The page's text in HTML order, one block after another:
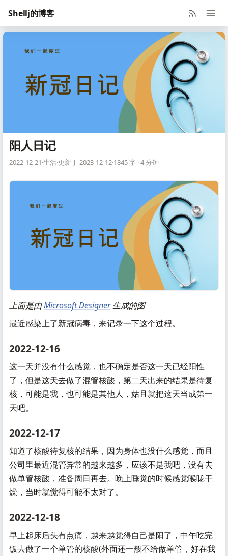
Shellj的博客
阳人日记
2022-12-21·生活·更新于 2023-12-12·1845 字 · 4 分钟
上面是由Microsoft Designer生成的图
最近感染上了新冠病毒，来记录一下这个过程。
2022-12-16
这一天并没有什么感觉，也不确定是否这一天已经阳性
了，但是这天去做了混管核酸，第二天出来的结果是待复
核，可能是我，也可能是其他人，姑且就把这天当成第一
天吧。
2022-12-17
知道了核酸待复核的结果，因为身体也没什么感觉，而且
公司里最近混管异常的越来越多，应该不是我吧，没有去
做单管核酸，准备周日再去。晚上睡觉的时候感觉喉咙干
燥，当时就觉得可能不太对了。
2022-12-18
早上起床后头有点痛，越来越觉得自己是阳了，中午吃完
饭去做了一个单管的核酸(外面还一般不给做单管，好在我